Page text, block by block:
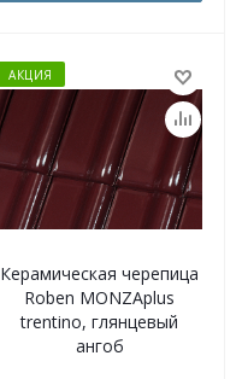
АКЦИЯ
Керамическая черепица
Roben MONZAplus
trentino, глянцевый
ангоб